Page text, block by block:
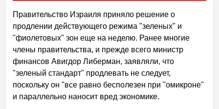
Правительство Израиля приняло решение о
продлении действующего режима "зеленых" и
"фиолетовых" зон еще на неделю. Ранее многие
члены правительства, и прежде всего министр
финансов Авигдор Либерман, заявляли, что
"зеленый стандарт" продлевать не следует,
поскольку он "все равно бесполезен при "омикроне"
и параллельно наносит вред экономике.